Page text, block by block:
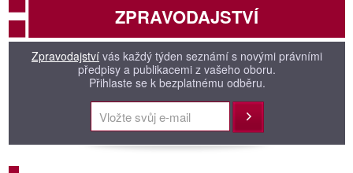
ZPRAVODAJSTVÍ
Zpravodajství vás každý týden seznámí s novými právními
předpisy a publikacemi z vašeho oboru.
Přihlaste se k bezplatnému odběru.
Přihlásit